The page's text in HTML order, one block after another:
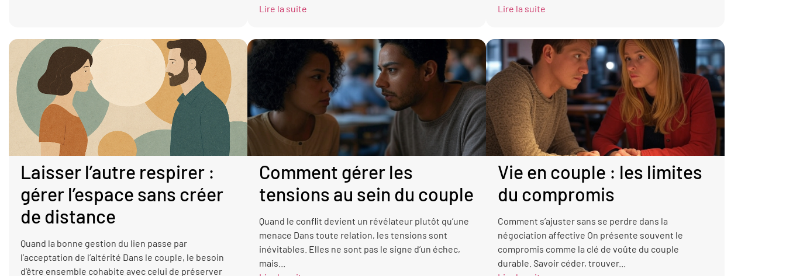
Lire la suite
Lire la suite
Laisser l’autre respirer :
gérer l’espace sans créer
de distance
Quand la bonne gestion du lien passe par
l’acceptation de l’altérité Dans le couple, le besoin
d’être ensemble cohabite avec celui de préserver
Comment gérer les
tensions au sein du couple
Quand le conflit devient un révélateur plutôt qu’une
menace Dans toute relation, les tensions sont
inévitables. Elles ne sont pas le signe d’un échec,
mais...
Vie en couple : les limites
du compromis
Comment s’ajuster sans se perdre dans la
négociation affective On présente souvent le
compromis comme la clé de voûte du couple
durable. Savoir céder, trouver...